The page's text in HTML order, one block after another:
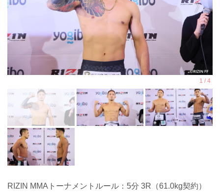
RIZIN MMAトーナメントルール：5分 3R（61.0kg契約）